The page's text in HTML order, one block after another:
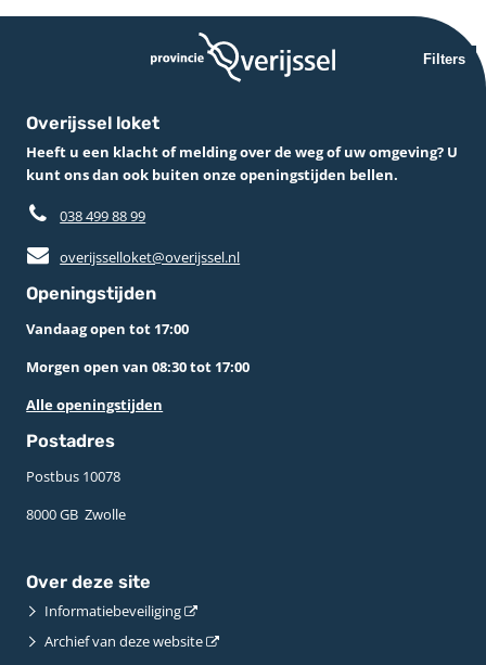
Filters
Overijssel loket
Heeft u een klacht of melding over de weg of uw omgeving? U
kunt ons dan ook buiten onze openingstijden bellen.
038 499 88 99
overijsselloket@overijssel.nl
Openingstijden
Vandaag open tot 17:00
Morgen open van 08:30 tot 17:00
Alle openingstijden
Postadres
Postbus 10078 ­
8000 GB ­ Zwolle
Over deze site
Informatiebeveiliging
Archief van deze website